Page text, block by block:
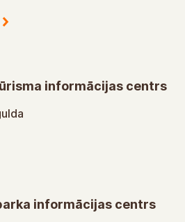
informācijas centrs
informācijas centrs